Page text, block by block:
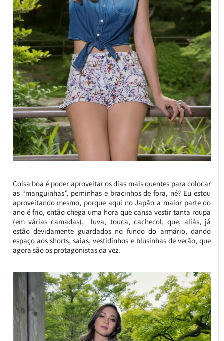
Coisa boa é poder aproveitar os dias mais quentes para colocar
as “manguinhas”, perninhas e bracinhos de fora, né? Eu estou
aproveitando mesmo, porque aqui no Japão a maior parte do
ano é frio, então chega uma hora que cansa vestir tanta roupa
(em várias camadas), luva, touca, cachecol, que, aliás, já
estão devidamente guardados no fundo do armário, dando
espaço aos shorts, saias, vestidinhos e blusinhas de verão, que
agora são os protagonistas da vez.